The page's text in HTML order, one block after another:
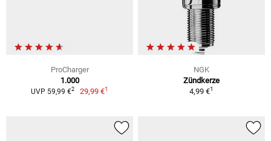
ProCharger
1.000
UVP 59,99 €2 29,99 €1
NGK
Zündkerze
4,99 €1